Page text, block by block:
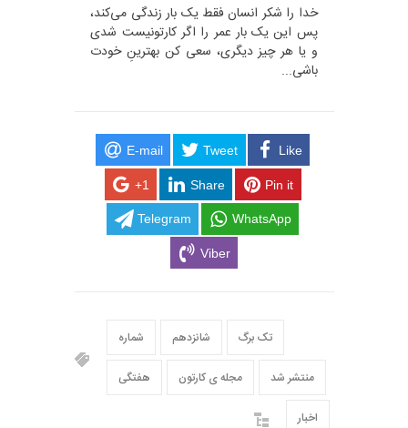
خدا را شکر انسان فقط یک بار زندگی می‌کند،
پس این یک بار عمر را اگر کارتونیست شدی
و یا هر چیز دیگری، سعی کن بهترینِ خودت
باشی...
E-mail Tweet Like
+1 Share Pin it
Telegram WhatsApp
Viber
شماره شانزدهم تک برگ
هفتگی مجله ی کارتون منتشر شد
اخبار